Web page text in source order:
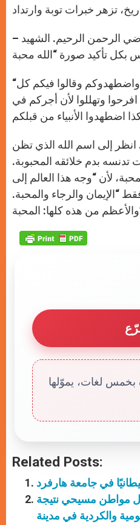
– الإرهابي يتوهم أنه يرضي الرحمن الرحيم. الشهيد
“طوبى لكم إذا عيروكم واضطهدوكم وقالوا فيكم كل
وتهللوا لأن أجركم في
انظر إلى اسم الله الذي تظن
تدنسه بدم خلائقه المحبوبة.
لأن “وجه هذا العالم إلى
“الإيمان والرجاء والمحبة.
بخمس لغات، يموّلها
Related Posts:
في جامعة هارفرد
مواطن مسيحي نتيجة
والكردية في مدينة